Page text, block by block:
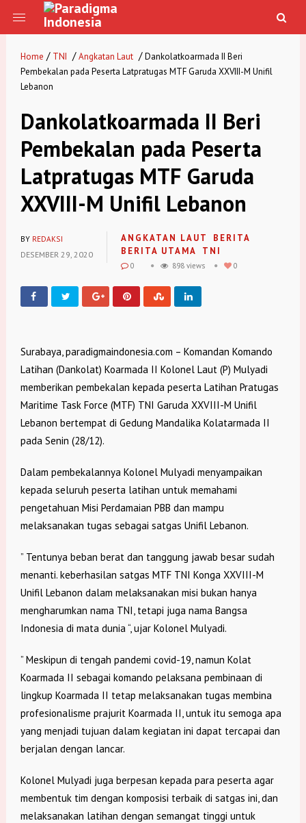
Home / TNI / Angkatan Laut / Dankolatkoarmada II Beri
Pembekalan pada Peserta Latpratugas MTF Garuda XXVIII-M Unifil
Lebanon
Dankolatkoarmada II Beri
Pembekalan pada Peserta
Latpratugas MTF Garuda
XXVIII-M Unifil Lebanon
BY REDAKSI
DESEMBER 29, 2020
ANGKATAN LAUT
BERITA
BERITA UTAMA
TNI
0 898 views 0
Surabaya, paradigmaindonesia.com – Komandan Komando
Latihan (Dankolat) Koarmada II Kolonel Laut (P) Mulyadi
memberikan pembekalan kepada peserta Latihan Pratugas
Maritime Task Force (MTF) TNI Garuda XXVIII-M Unifil
Lebanon bertempat di Gedung Mandalika Kolatarmada II
pada Senin (28/12).
Dalam pembekalannya Kolonel Mulyadi menyampaikan
kepada seluruh peserta latihan untuk memahami
pengetahuan Misi Perdamaian PBB dan mampu
melaksanakan tugas sebagai satgas Unifil Lebanon.
” Tentunya beban berat dan tanggung jawab besar sudah
menanti. keberhasilan satgas MTF TNI Konga XXVIII-M
Unifil Lebanon dalam melaksanakan misi bukan hanya
mengharumkan nama TNI, tetapi juga nama Bangsa
Indonesia di mata dunia “, ujar Kolonel Mulyadi.
” Meskipun di tengah pandemi covid-19, namun Kolat
Koarmada II sebagai komando pelaksana pembinaan di
lingkup Koarmada II tetap melaksanakan tugas membina
profesionalisme prajurit Koarmada II, untuk itu semoga apa
yang menjadi tujuan dalam kegiatan ini dapat tercapai dan
berjalan dengan lancar.
Kolonel Mulyadi juga berpesan kepada para peserta agar
membentuk tim dengan komposisi terbaik di satgas ini, dan
melaksanakan latihan dengan semangat tinggi untuk